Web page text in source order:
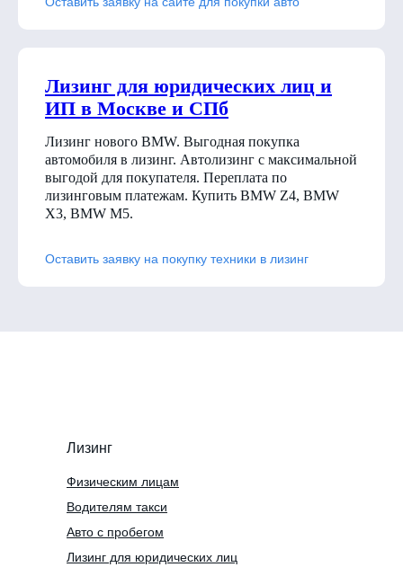
Лизинг для юридических лиц и
ИП в Москве и СПб
Лизинг нового BMW. Выгодная покупка
автомобиля в лизинг. Автолизинг с максимальной
выгодой для покупателя. Переплата по
лизинговым платежам. Купить BMW Z4, BMW
X3, BMW M5.
Оставить заявку на покупку техники в лизинг
Лизинг
Водителям такси
Физическим лицам
Авто с пробегом
Лизинг для юридических лиц